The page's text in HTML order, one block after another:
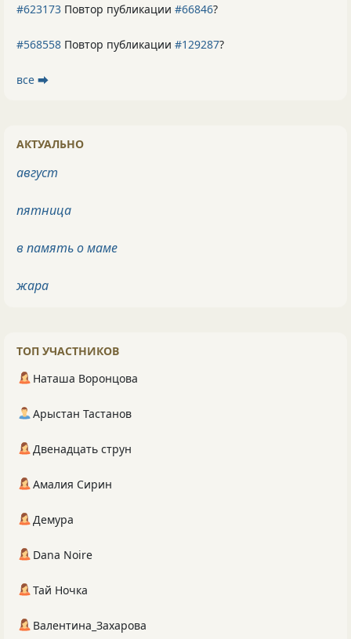
#623173 Повтор публикации #66846?
#568558 Повтор публикации #129287?
все ⮕
АКТУАЛЬНО
август
пятница
в память о маме
жара
ТОП УЧАСТНИКОВ
Наташа Воронцова
Арыстан Тастанов
Двенадцать струн
Амалия Сирин
Демура
Dana Noire
Тай Ночка
Валентина_Захарова